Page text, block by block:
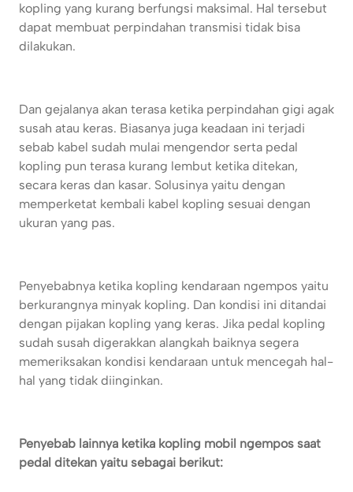
kopling yang kurang berfungsi maksimal. Hal tersebut
dapat membuat perpindahan transmisi tidak bisa
dilakukan.
Dan gejalanya akan terasa ketika perpindahan gigi agak
susah atau keras. Biasanya juga keadaan ini terjadi
sebab kabel sudah mulai mengendor serta pedal
kopling pun terasa kurang lembut ketika ditekan,
secara keras dan kasar. Solusinya yaitu dengan
memperketat kembali kabel kopling sesuai dengan
ukuran yang pas.
Penyebabnya ketika kopling kendaraan ngempos yaitu
berkurangnya minyak kopling. Dan kondisi ini ditandai
dengan pijakan kopling yang keras. Jika pedal kopling
sudah susah digerakkan alangkah baiknya segera
memeriksakan kondisi kendaraan untuk mencegah hal-
hal yang tidak diinginkan.
Penyebab lainnya ketika kopling mobil ngempos saat
pedal ditekan yaitu sebagai berikut: